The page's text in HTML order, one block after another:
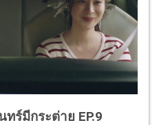
ทร์มีกระต่าย EP.9